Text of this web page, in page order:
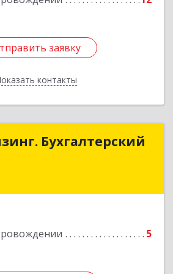
заявку
контакты
заявку
Назад
Бухгалтерский
5
Бухгалтерский
Подробнее